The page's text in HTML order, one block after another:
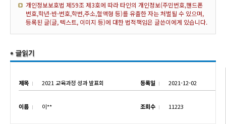
개인정보보호법 제59조 제3호에 따라 타인의 개인정보(주민번호,핸드폰
번호,학년-반-번호,학번,주소,혈액형 등)를 유출한 자는 처벌될 수 있으며,
등록된 글(글, 텍스트, 이미지 등)에 대한 법적책임은 글쓴이에게 있습니다.
제목 2021 교육과정 성과 발표회 등록일 2021-12-02
이름 이** 조회수 11223